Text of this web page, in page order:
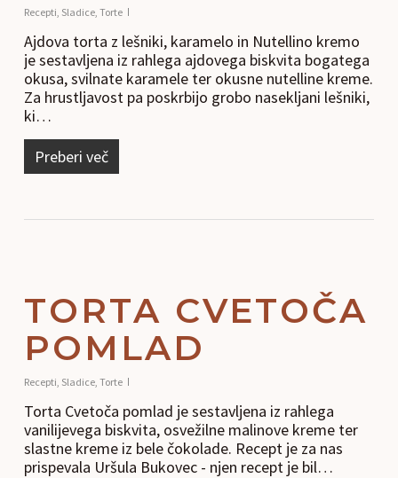
Recepti, Sladice, Torte
Ajdova torta z lešniki, karamelo in Nutellino kremo
je sestavljena iz rahlega ajdovega biskvita bogatega
okusa, svilnate karamele ter okusne nutelline kreme.
Za hrustljavost pa poskrbijo grobo nasekljani lešniki,
ki…
Preberi več
TORTA CVETOČA
POMLAD
Recepti, Sladice, Torte
Torta Cvetoča pomlad je sestavljena iz rahlega
vanilijevega biskvita, osvežilne malinove kreme ter
slastne kreme iz bele čokolade. Recept je za nas
prispevala Uršula Bukovec - njen recept je bil…